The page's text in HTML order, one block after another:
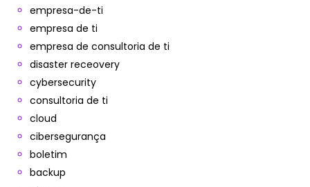
empresa-de-ti
empresa de ti
empresa de consultoria de ti
disaster receovery
cybersecurity
consultoria de ti
cloud
cibersegurança
boletim
backup